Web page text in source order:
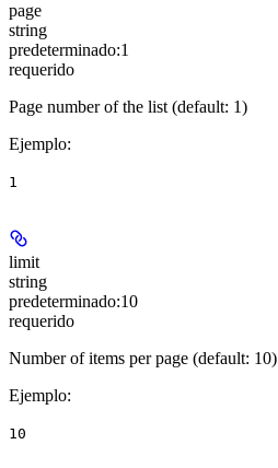
page
string
predeterminado:1
requerido
Page number of the list (default: 1)
Ejemplo:
1
limit
string
predeterminado:10
requerido
Number of items per page (default: 10)
Ejemplo:
10